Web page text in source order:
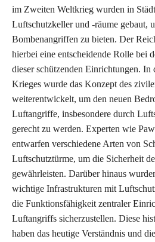
im Zweiten Weltkrieg wurden in
Luftschutzkeller und -räume gebaut,
Bombenangriffen zu bieten. Der
hierbei eine entscheidende Rolle bei
dieser schützenden Einrichtungen. In
Krieges wurde das Konzept des
weiterentwickelt, um den neuen
Luftangriffe, insbesondere durch
gerecht zu werden. Experten wie
entwarfen verschiedene Arten von
Luftschutztürme, um die Sicherheit
gewährleisten. Darüber hinaus
wichtige Infrastrukturen mit
die Funktionsfähigkeit zentraler
Luftangriffs sicherzustellen. Diese
haben das heutige Verständnis und